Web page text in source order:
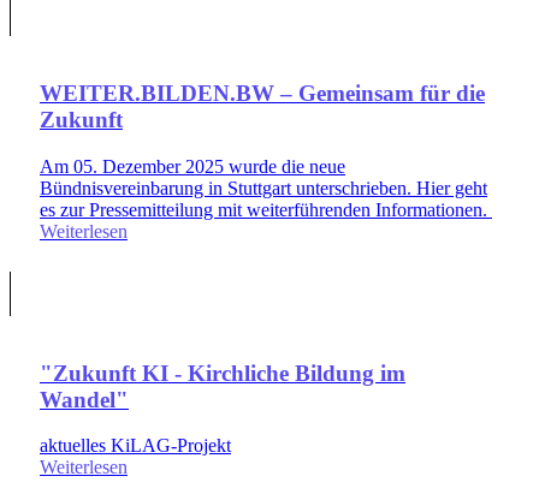
WEITER.BILDEN.BW – Gemeinsam für die
Zukunft
Am 05. Dezember 2025 wurde die neue
Bündnisvereinbarung in Stuttgart unterschrieben. Hier geht
es zur Pressemitteilung mit weiterführenden Informationen.
Weiterlesen
"Zukunft KI - Kirchliche Bildung im
Wandel"
aktuelles KiLAG-Projekt
Weiterlesen